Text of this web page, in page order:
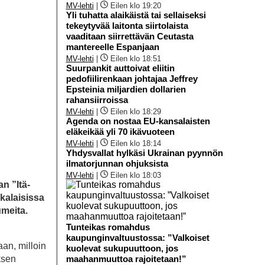
”Itä-
milloin
MV-lehti Eilen klo 19:20
Yli tuhatta alaikäistä tai sellaiseksi
tekeytyvää laitonta siirtolaista
vaaditaan siirrettävän Ceutasta
mantereelle Espanjaan
MV-lehti Eilen klo 18:51
Suurpankit auttoivat eliitin
pedofiilirenkaan johtajaa Jeffrey
Epsteinia miljardien dollarien
rahansiirroissa
MV-lehti Eilen klo 18:29
Agenda on nostaa EU-kansalaisten
eläkeikää yli 70 ikävuoteen
MV-lehti Eilen klo 18:14
Yhdysvallat hylkäsi Ukrainan pyynnön
ilmatorjunnan ohjuksista
MV-lehti Eilen klo 18:03
Tunteikas romahdus
kaupunginvaltuustossa: ”Valkoiset
kuolevat sukupuuttoon, jos
maahanmuuttoa rajoitetaan!”